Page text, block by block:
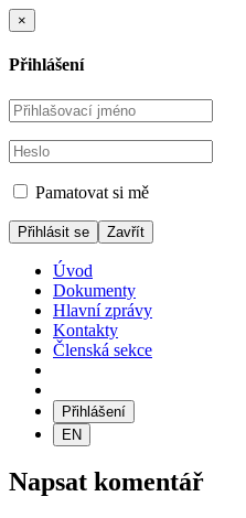
×
Přihlášení
Pamatovat si mě
Zavřít
Úvod
Dokumenty
Hlavní zprávy
Kontakty
Členská sekce
Přihlášení
EN
Napsat komentář